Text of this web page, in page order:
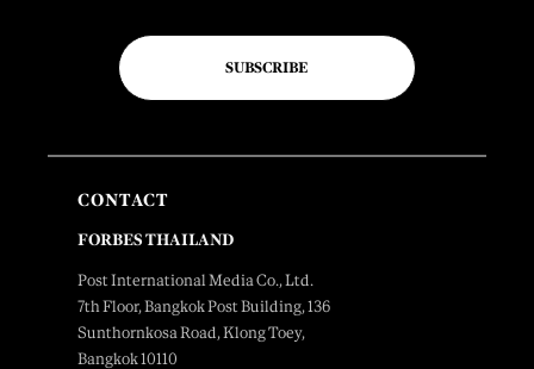
SUBSCRIBE
CONTACT
FORBES THAILAND
Post International Media Co., Ltd.
7th Floor, Bangkok Post Building, 136
Sunthornkosa Road, Klong Toey,
Bangkok 10110